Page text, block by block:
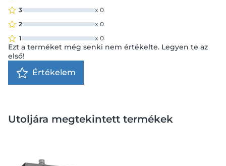
3
x 0
2
x 0
1
x 0
Ezt a terméket még senki nem értékelte. Legyen te az
első!
Értékelem
Utoljára megtekintett termékek